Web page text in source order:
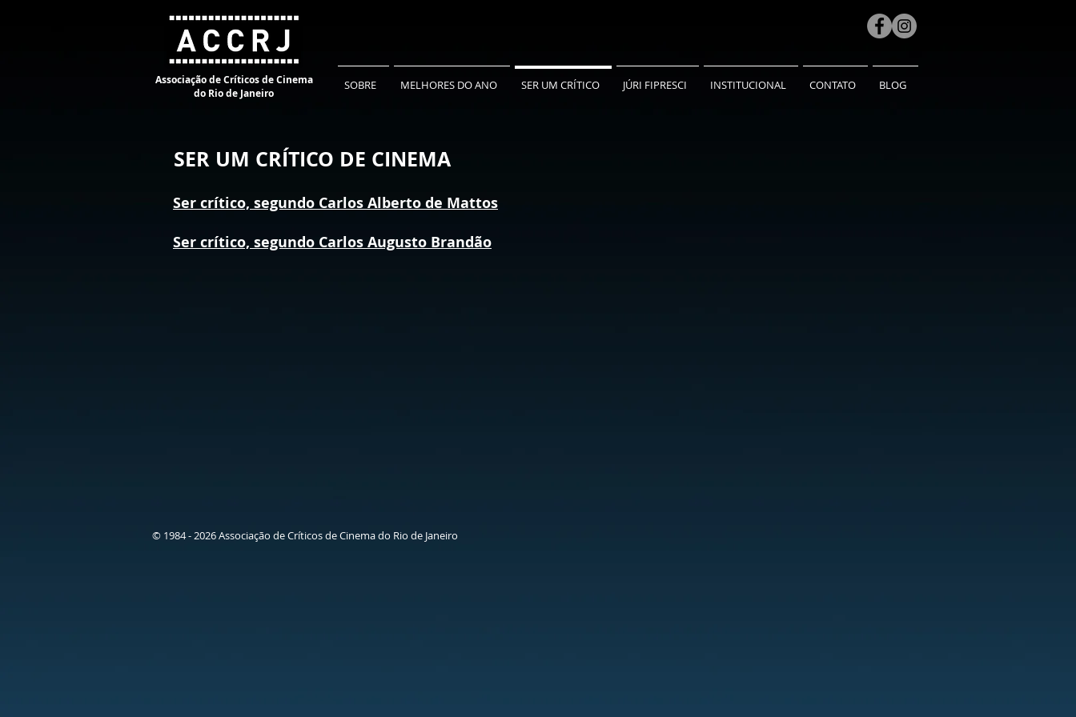
Associação de Críticos de Cinema
do Rio de Janeiro
SOBRE MELHORES DO ANO SER UM CRÍTICO JÚRI FIPRESCI INSTITUCIONAL CONTATO BLOG
SER UM CRÍTICO DE CINEMA
Ser crítico, segundo Carlos Alberto de Mattos
Ser crítico, segundo Carlos Augusto Brandão
© 1984 - 2026 Associação de Críticos de Cinema do Rio de Janeiro